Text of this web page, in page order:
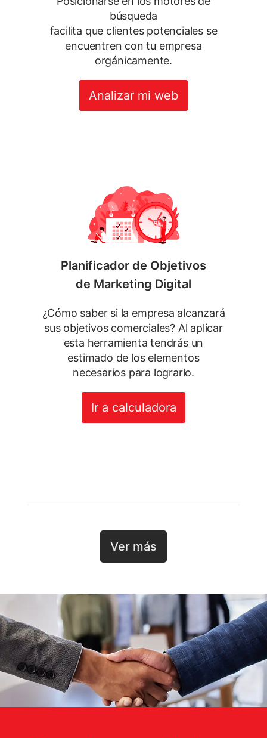
búsqueda
facilita que clientes potenciales se
encuentren con tu empresa
orgánicamente.
Analizar mi web
Planificador de Objetivos
de Marketing Digital
¿Cómo saber si la empresa alcanzará
sus objetivos comerciales? Al aplicar
esta herramienta tendrás un
estimado de los elementos
necesarios para lograrlo.
Ir a calculadora
Ver más